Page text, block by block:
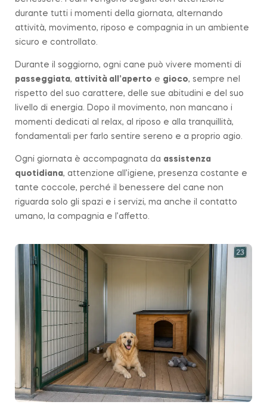
durante tutti i momenti della giornata, alternando
attività, movimento, riposo e compagnia in un ambiente
sicuro e controllato.
Durante il soggiorno, ogni cane può vivere momenti di
passeggiata, attività all’aperto e gioco, sempre nel
rispetto del suo carattere, delle sue abitudini e del suo
livello di energia. Dopo il movimento, non mancano i
momenti dedicati al relax, al riposo e alla tranquillità,
fondamentali per farlo sentire sereno e a proprio agio.
Ogni giornata è accompagnata da assistenza
quotidiana, attenzione all’igiene, presenza costante e
tante coccole, perché il benessere del cane non
riguarda solo gli spazi e i servizi, ma anche il contatto
umano, la compagnia e l’affetto.